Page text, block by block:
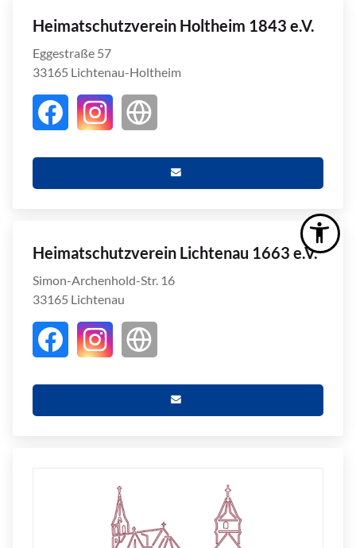
Heimatschutzverein Holtheim 1843 e.V.
Eggestraße 57
33165 Lichtenau-Holtheim
Heimatschutzverein Lichtenau 1663 e.V.
Simon-Archenhold-Str. 16
33165 Lichtenau